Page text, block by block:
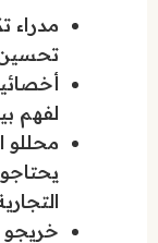
مدراء
تحسين
لفهم
محللو
خريجو